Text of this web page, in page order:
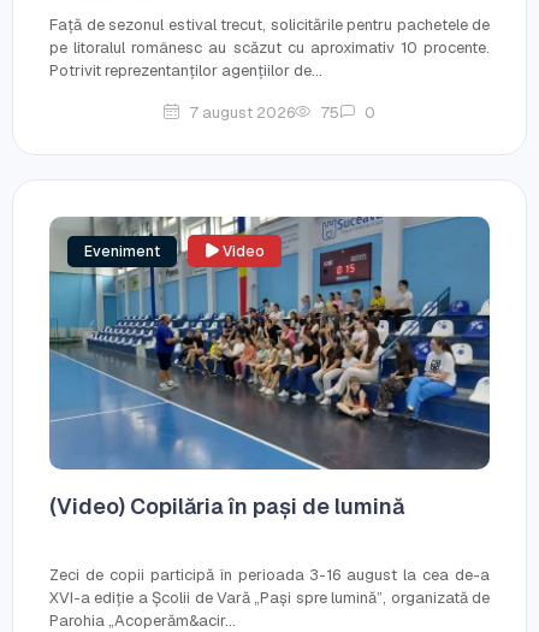
Față de sezonul estival trecut, solicitările pentru pachetele de
pe litoralul românesc au scăzut cu aproximativ 10 procente.
Potrivit reprezentanților agențiilor de...
7 august 2026 75 0
Eveniment Video
(Video) Copilăria în pași de lumină
Zeci de copii participă în perioada 3-16 august la cea de-a
XVI-a ediție a Școlii de Vară „Pași spre lumină”, organizată de
Parohia „Acoperăm&acir...